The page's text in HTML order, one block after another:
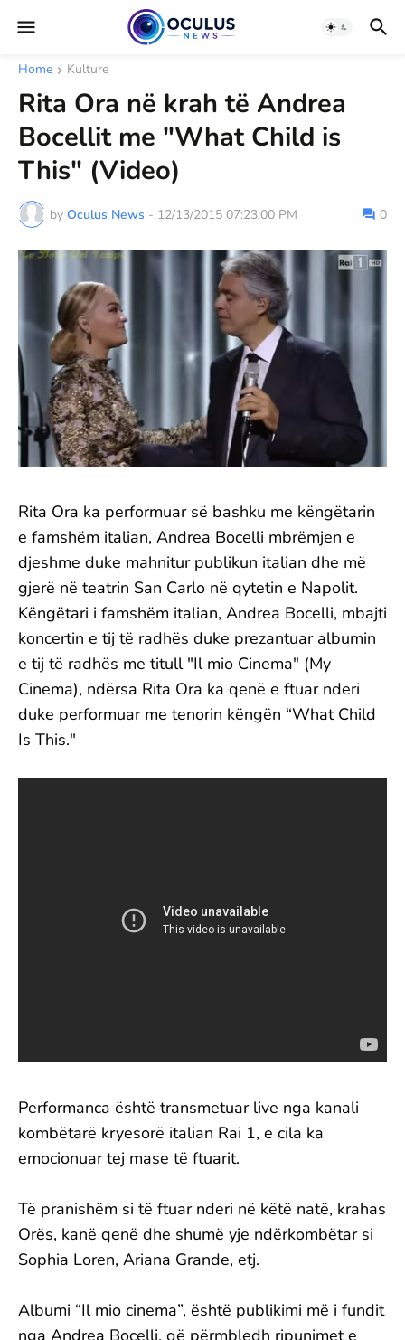
Home Kulture
Rita Ora në krah të Andrea
Bocellit me "What Child is
This" (Video)
by Oculus News - 12/13/2015 07:23:00 PM 0
Rita Ora ka performuar së bashku me këngëtarin
e famshëm italian, Andrea Bocelli mbrëmjen e
djeshme duke mahnitur publikun italian dhe më
gjerë në teatrin San Carlo në qytetin e Napolit.
Këngëtari i famshëm italian, Andrea Bocelli, mbajti
koncertin e tij të radhës duke prezantuar albumin
e tij të radhës me titull "Il mio Cinema" (My
Cinema), ndërsa Rita Ora ka qenë e ftuar nderi
duke performuar me tenorin këngën “What Child
Is This."
Performanca është transmetuar live nga kanali
kombëtarë kryesorë italian Rai 1, e cila ka
emocionuar tej mase të ftuarit.
Të pranishëm si të ftuar nderi në këtë natë, krahas
Orës, kanë qenë dhe shumë yje ndërkombëtar si
Sophia Loren, Ariana Grande, etj.
Albumi “Il mio cinema”, është publikimi më i fundit